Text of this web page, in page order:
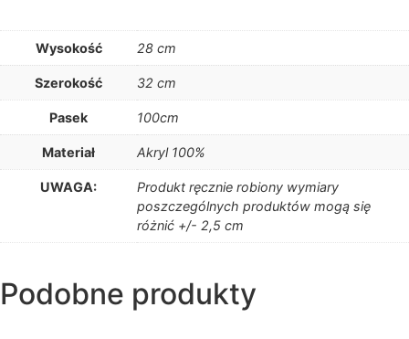
Wysokość 28 cm
Szerokość 32 cm
Pasek 100cm
Materiał Akryl 100%
UWAGA:
Produkt ręcznie robiony wymiary
poszczególnych produktów mogą się
różnić +/- 2,5 cm
Podobne produkty